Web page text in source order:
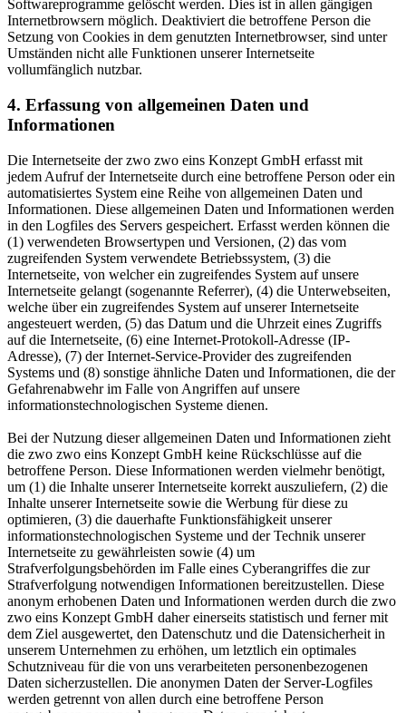
Softwareprogramme gelöscht werden. Dies ist in allen gängigen
Internetbrowsern möglich. Deaktiviert die betroffene Person die
Setzung von Cookies in dem genutzten Internetbrowser, sind unter
Umständen nicht alle Funktionen unserer Internetseite
vollumfänglich nutzbar.
4. Erfassung von allgemeinen Daten und
Informationen
Die Internetseite der zwo zwo eins Konzept GmbH erfasst mit
jedem Aufruf der Internetseite durch eine betroffene Person oder ein
automatisiertes System eine Reihe von allgemeinen Daten und
Informationen. Diese allgemeinen Daten und Informationen werden
in den Logfiles des Servers gespeichert. Erfasst werden können die
(1) verwendeten Browsertypen und Versionen, (2) das vom
zugreifenden System verwendete Betriebssystem, (3) die
Internetseite, von welcher ein zugreifendes System auf unsere
Internetseite gelangt (sogenannte Referrer), (4) die Unterwebseiten,
welche über ein zugreifendes System auf unserer Internetseite
angesteuert werden, (5) das Datum und die Uhrzeit eines Zugriffs
auf die Internetseite, (6) eine Internet-Protokoll-Adresse (IP-
Adresse), (7) der Internet-Service-Provider des zugreifenden
Systems und (8) sonstige ähnliche Daten und Informationen, die der
Gefahrenabwehr im Falle von Angriffen auf unsere
informationstechnologischen Systeme dienen.
Bei der Nutzung dieser allgemeinen Daten und Informationen zieht
die zwo zwo eins Konzept GmbH keine Rückschlüsse auf die
betroffene Person. Diese Informationen werden vielmehr benötigt,
um (1) die Inhalte unserer Internetseite korrekt auszuliefern, (2) die
Inhalte unserer Internetseite sowie die Werbung für diese zu
optimieren, (3) die dauerhafte Funktionsfähigkeit unserer
informationstechnologischen Systeme und der Technik unserer
Internetseite zu gewährleisten sowie (4) um
Strafverfolgungsbehörden im Falle eines Cyberangriffes die zur
Strafverfolgung notwendigen Informationen bereitzustellen. Diese
anonym erhobenen Daten und Informationen werden durch die zwo
zwo eins Konzept GmbH daher einerseits statistisch und ferner mit
dem Ziel ausgewertet, den Datenschutz und die Datensicherheit in
unserem Unternehmen zu erhöhen, um letztlich ein optimales
Schutzniveau für die von uns verarbeiteten personenbezogenen
Daten sicherzustellen. Die anonymen Daten der Server-Logfiles
werden getrennt von allen durch eine betroffene Person